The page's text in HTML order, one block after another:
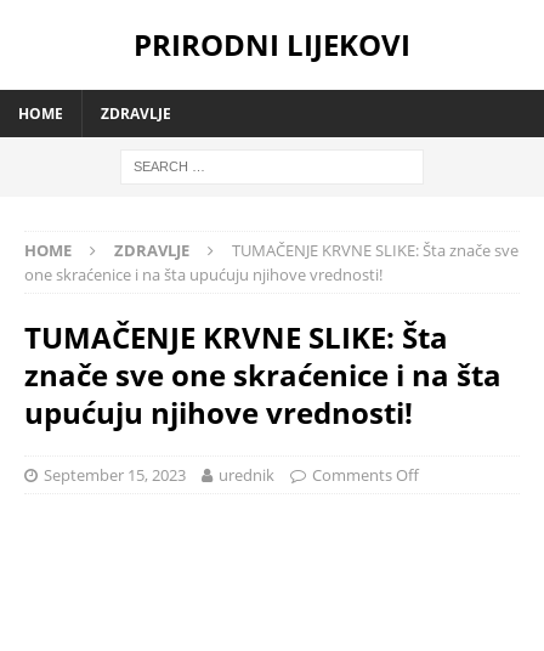
PRIRODNI LIJEKOVI
HOME ZDRAVLJE
HOME ZDRAVLJE
TUMAČENJE KRVNE SLIKE: Šta znače sve
one skraćenice i na šta upućuju njihove vrednosti!
TUMAČENJE KRVNE SLIKE: Šta
znače sve one skraćenice i na šta
upućuju njihove vrednosti!
September 15, 2023 urednik Comments Off